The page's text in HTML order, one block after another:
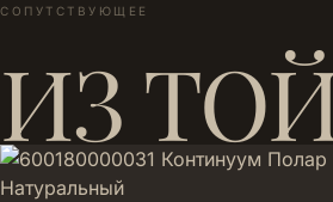
СОПУТСТВУЮЩЕЕ
ИЗ